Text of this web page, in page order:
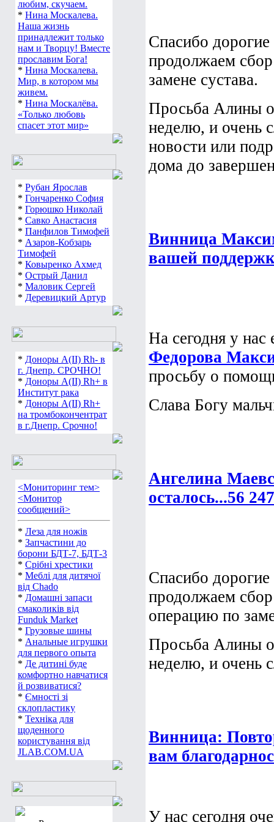
любим, скучаем.
* Нина Москалева.
Наша жизнь
принадлежит только
нам и Творцу! Вместе
прославим Бога!
* Нина Москалева.
Мир, в котором мы
живем.
* Нина Москалёва.
«Только любовь
спасет этот мир»
* Рубан Ярослав
* Гончаренко София
* Горюшко Николай
* Савко Анастасия
* Панфилов Тимофей
* Азаров-Кобзарь
Тимофей
* Ковыренко Ахмед
* Острый Данил
* Маловик Сергей
* Деревицкий Артур
* Доноры А(ІІ) Rh- в
г. Днепр. СРОЧНО!
* Доноры А(ІІ) Rh+ в
Институт рака
* Доноры А(ІІ) Rh+
на тромбокончентрат
в г.Днепр. Срочно!
<Мониторинг тем>
<Монитор
сообщений>
* Леза для ножів
* Запчастини до
борони БДТ-7, БДТ-3
* Срібні хрестики
* Меблі для дитячої
від Chado
* Домашні запаси
смаколиків від
Funduk Market
* Грузовые шины
* Анальные игрушки
для первого опыта
* Де дитині буде
комфортно навчатися
й розвиватися?
* Ємності зі
склопластику
* Техніка для
щоденного
користування від
JLAB.COM.UA
Спасибо
продолжаем
замене сустава.
Просьба Алины
неделю, и очень
новости или
дома до
Винница
вашей
На сегодня у нас
Федорова
просьбу о
Слава Богу
Ангелина
осталось...56
Спасибо
продолжаем
операцию по
Просьба Алины
неделю, и очень
Винница:
вам
У нас сегодня